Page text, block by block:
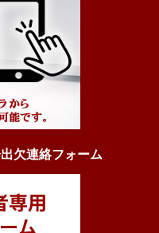
欠連絡フォーム